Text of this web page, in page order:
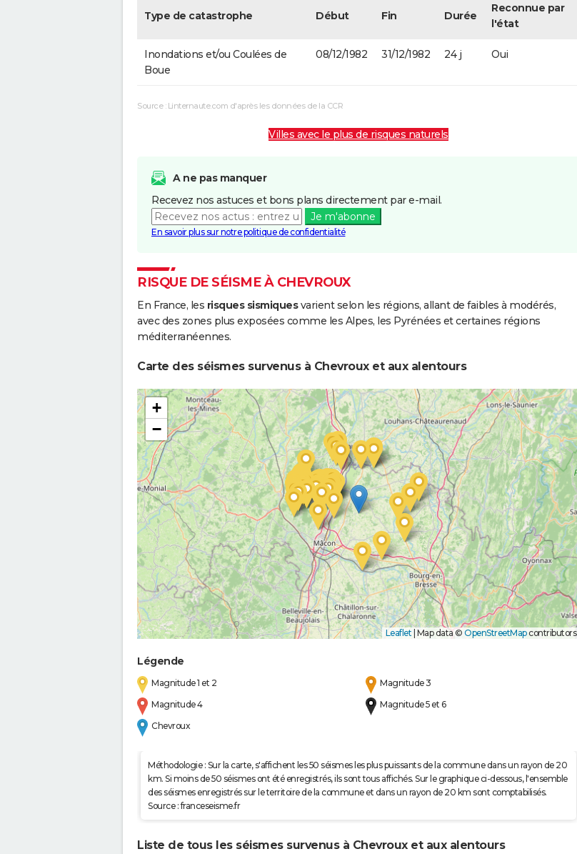
Type de catastrophe Début Fin Durée
Reconnue par
l'état
Inondations et/ou Coulées de
Boue
08/12/1982 31/12/1982 24 j Oui
Source : Linternaute.com d'après les données de la CCR
Villes avec le plus de risques naturels
A ne pas manquer
Recevez nos astuces et bons plans directement par e-mail.
Je m'abonne
En savoir plus sur notre politique de confidentialité
RISQUE DE SÉISME À CHEVROUX
En France, les risques sismiquesvarient selon les régions, allant de faibles à modérés,
avec des zones plus exposées comme les Alpes, les Pyrénées et certaines régions
méditerranéennes.
Carte des séismes survenus à Chevroux et aux alentours
+
−
Leaflet | Map data © OpenStreetMapcontributors
Légende
Magnitude 1 et 2
Magnitude 3
Magnitude 4
Magnitude 5 et 6
Chevroux
Méthodologie : Sur la carte, s'affichent les 50 séismes les plus puissants de la commune dans un rayon de 20
km. Si moins de 50 séismes ont été enregistrés, ils sont tous affichés. Sur le graphique ci-dessous, l'ensemble
des séismes enregistrés sur le territoire de la commune et dans un rayon de 20 km sont comptabilisés.
Source : franceseisme.fr
Liste de tous les séismes survenus à Chevroux et aux alentours